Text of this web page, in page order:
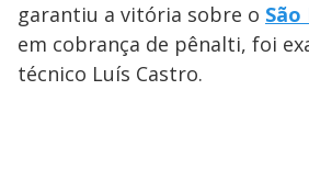
garantiu a vitória sobre o São
em cobrança de pênalti, foi
técnico Luís Castro.